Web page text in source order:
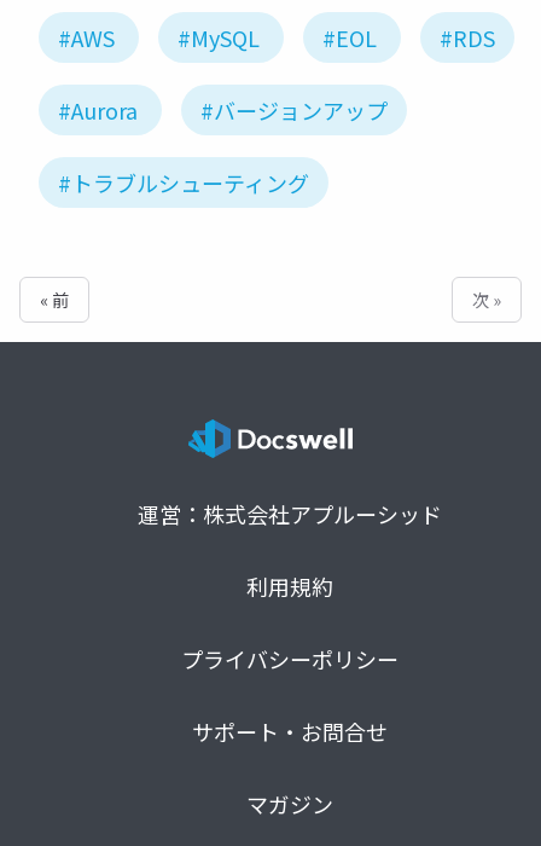
#AWS #MySQL #EOL #RDS
#Aurora #バージョンアップ
#トラブルシューティング
« 前 次 »
運営：株式会社アプルーシッド
利用規約
プライバシーポリシー
サポート・お問合せ
マガジン